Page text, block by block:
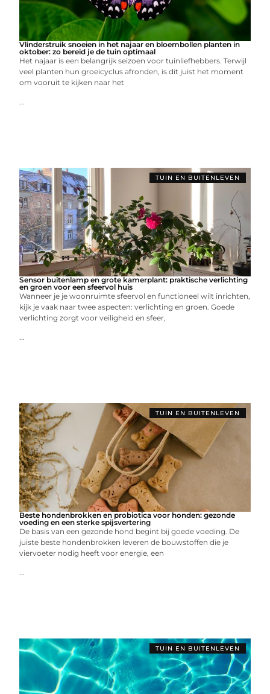
Vlinderstruik snoeien in het najaar en bloembollen planten in
oktober: zo bereid je de tuin optimaal
Het najaar is een belangrijk seizoen voor tuinliefhebbers. Terwijl
veel planten hun groeicyclus afronden, is dit juist het moment
om vooruit te kijken naar het
...
TUIN EN BUITENLEVEN
Sensor buitenlamp en grote kamerplant: praktische verlichting
en groen voor een sfeervol huis
Wanneer je je woonruimte sfeervol en functioneel wilt inrichten,
kijk je vaak naar twee aspecten: verlichting en groen. Goede
verlichting zorgt voor veiligheid en sfeer,
...
TUIN EN BUITENLEVEN
Beste hondenbrokken en probiotica voor honden: gezonde
voeding en een sterke spijsvertering
De basis van een gezonde hond begint bij goede voeding. De
juiste beste hondenbrokken leveren de bouwstoffen die je
viervoeter nodig heeft voor energie, een
...
TUIN EN BUITENLEVEN